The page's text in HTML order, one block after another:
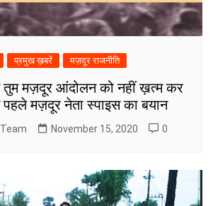
प्रमुख ख़बरें मज़दूर राजनीति
तुम मज़दूर आंदोलन को नहीं ख़त्म कर
मज़दूर नेता स्पाइस का बयान
November 15, 2020 0